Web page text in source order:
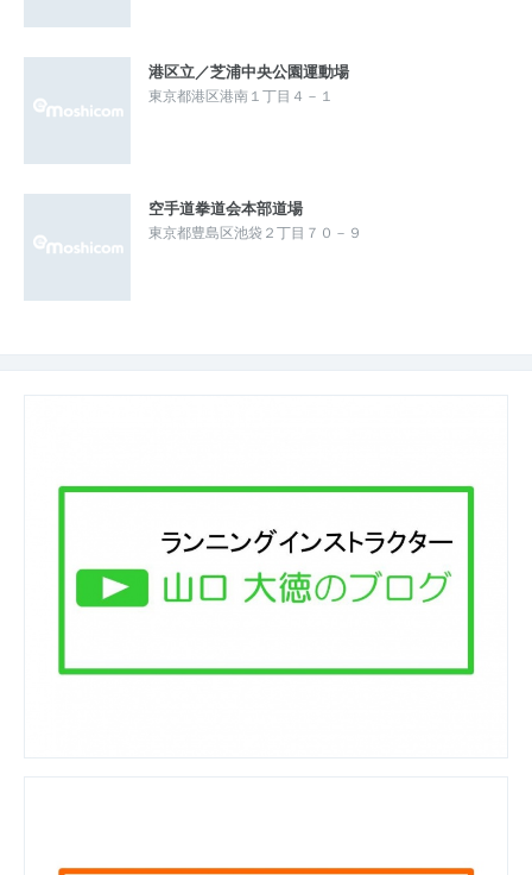
港区立／芝浦中央公園運動場
東京都港区港南１丁目４－１
空手道拳道会本部道場
東京都豊島区池袋２丁目７０－９